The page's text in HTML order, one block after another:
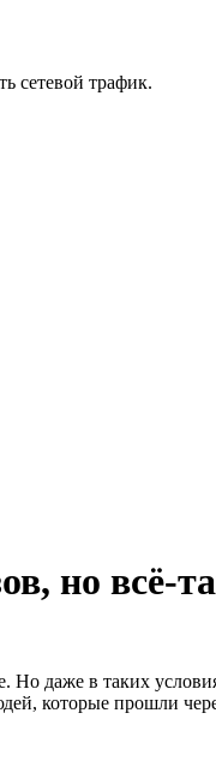
сетевой трафик.
но всё-
даже в таких
которые прошли